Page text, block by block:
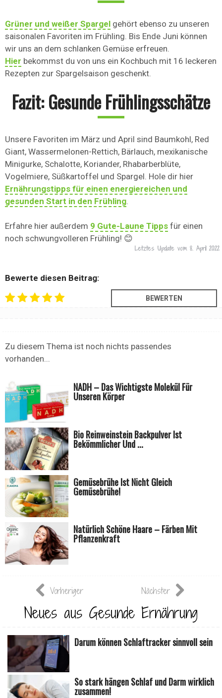
Grüner und weißer Spargel gehört ebenso zu unseren
saisonalen Favoriten im Frühling. Bis Ende Juni können
wir uns an dem schlanken Gemüse erfreuen.
Hier bekommst du von uns ein Kochbuch mit 16 leckeren
Rezepten zur Spargelsaison geschenkt.
Fazit: Gesunde Frühlingsschätze
Unsere Favoriten im März und April sind Baumkohl, Red
Giant, Wassermelonen-Rettich, Bärlauch, mexikanische
Minigurke, Schalotte, Koriander, Rhabarberblüte,
Vogelmiere, Süßkartoffel und Spargel. Hole dir hier
Ernährungstipps für einen energiereichen und
gesunden Start in den Frühling.
Erfahre hier außerdem 9 Gute-Laune Tipps für einen
noch schwungvolleren Frühling! 😊
Letztes Update vom 8. April 2022
Bewerte diesen Beitrag:
Zu diesem Thema ist noch nichts passendes
vorhanden...
NADH – Das Wichtigste Molekül Für
Unseren Körper
Bio Reinweinstein Backpulver Ist
Bekömmlicher Und ...
Gemüsebrühe Ist Nicht Gleich
Gemüsebrühe!
Natürlich Schöne Haare – Färben Mit
Pflanzenkraft
Vorheriger Nächster
Neues aus Gesunde Ernährung
Darum können Schlaftracker sinnvoll sein
So stark hängen Schlaf und Darm wirklich
zusammen!